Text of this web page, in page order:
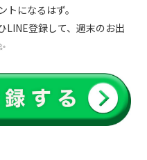
になるはず。
LINE登録して、週末のお出